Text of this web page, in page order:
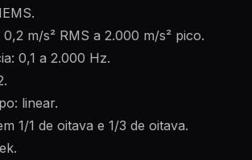
0,2 m/s² RMS a 2.000 m/s² pico.
0,1 a 2.000 Hz.
linear.
1/1 de oitava e 1/3 de oitava.